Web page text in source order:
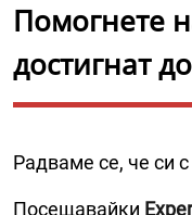
Помогнете
достигнат
Радваме се, че си с
Посещавайки